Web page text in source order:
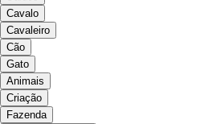
Cavalo
Cavaleiro
Cão
Gato
Animais
Criação
Fazenda